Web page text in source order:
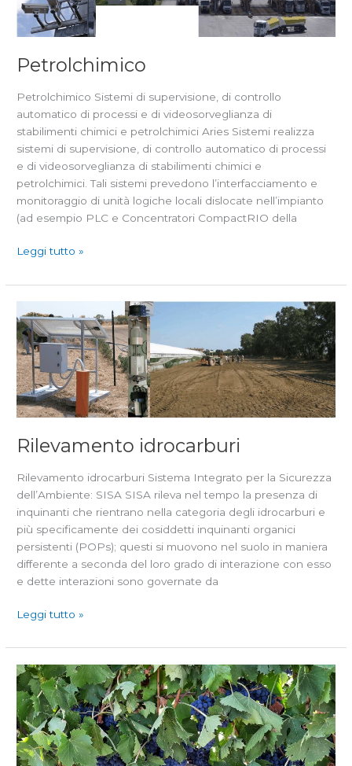
Petrolchimico
Petrolchimico Sistemi di supervisione, di controllo
automatico di processi e di videosorveglianza di
stabilimenti chimici e petrolchimici Aries Sistemi realizza
sistemi di supervisione, di controllo automatico di processi
e di videosorveglianza di stabilimenti chimici e
petrolchimici. Tali sistemi prevedono l’interfacciamento e
monitoraggio di unità logiche locali dislocate nell’impianto
(ad esempio PLC e Concentratori CompactRIO della
Leggi tutto »
Rilevamento idrocarburi
Rilevamento idrocarburi Sistema Integrato per la Sicurezza
dell’Ambiente: SISA SISA rileva nel tempo la presenza di
inquinanti che rientrano nella categoria degli idrocarburi e
più specificamente dei cosiddetti inquinanti organici
persistenti (POPs); questi si muovono nel suolo in maniera
differente a seconda del loro grado di interazione con esso
e dette interazioni sono governate da
Rilevamento
idrocarburi
Leggi tutto »
Vigna
–
Calcolo
indici
di
Vegetazione